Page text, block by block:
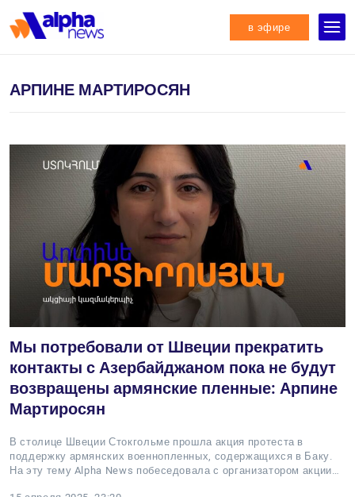
в эфире
АРПИНЕ МАРТИРОСЯН
Мы потребовали от Швеции прекратить
контакты с Азербайджаном пока не будут
возвращены армянские пленные: Арпине
Мартиросян
В столице Швеции Стокгольме прошла акция протеста в
поддержку армянских военнопленных, содержащихся в Баку.
На эту тему Alpha News побеседовала с организатором акции…